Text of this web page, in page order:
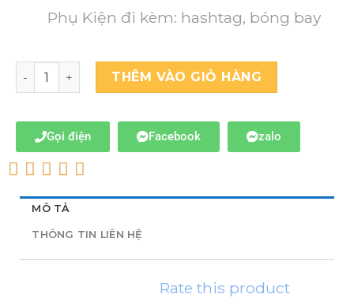
Phụ Kiện đi kèm: hashtag, bóng bay
THÊM VÀO GIỎ HÀNG
Gọi điện Facebook zalo
MÔ TẢ
THÔNG TIN LIÊN HỆ
Rate this product